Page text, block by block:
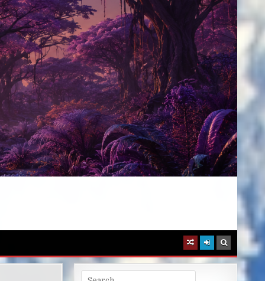
Search